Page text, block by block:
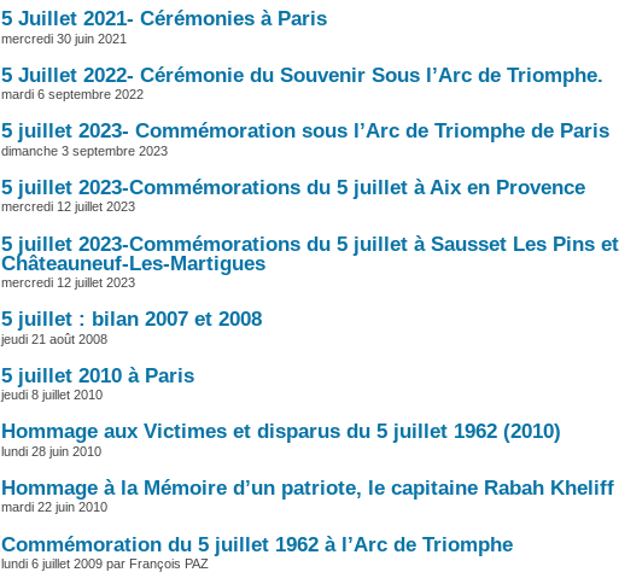
5 Juillet 2021- Cérémonies à Paris
mercredi 30 juin 2021
5 Juillet 2022- Cérémonie du Souvenir Sous l’Arc de Triomphe.
mardi 6 septembre 2022
5 juillet 2023- Commémoration sous l’Arc de Triomphe de Paris
dimanche 3 septembre 2023
5 juillet 2023-Commémorations du 5 juillet à Aix en Provence
mercredi 12 juillet 2023
5 juillet 2023-Commémorations du 5 juillet à Sausset Les Pins et
Châteauneuf-Les-Martigues
mercredi 12 juillet 2023
5 juillet : bilan 2007 et 2008
jeudi 21 août 2008
5 juillet 2010 à Paris
jeudi 8 juillet 2010
Hommage aux Victimes et disparus du 5 juillet 1962 (2010)
lundi 28 juin 2010
Hommage à la Mémoire d’un patriote, le capitaine Rabah Kheliff
mardi 22 juin 2010
Commémoration du 5 juillet 1962 à l’Arc de Triomphe
lundi 6 juillet 2009 par François PAZ